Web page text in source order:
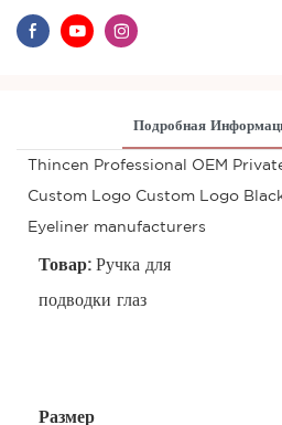
Подробная
Thincen Professional OEM
Custom Logo Custom Logo
Eyeliner manufacturers
Товар: Ручка для
подводки глаз
Размер